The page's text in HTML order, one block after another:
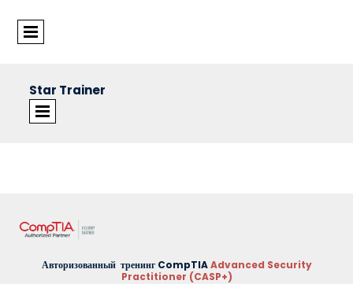
Star Trainer
Авторизованный тренинг CompTIAAdvanced Security
Practitioner (CASP+)